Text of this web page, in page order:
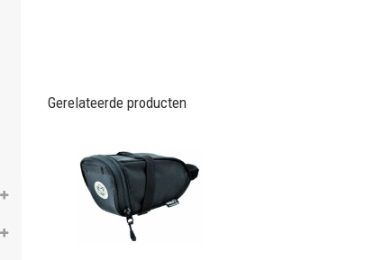
Gerelateerde producten